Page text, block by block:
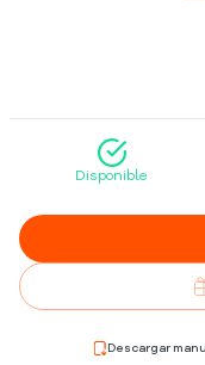
Disponible
Descargar